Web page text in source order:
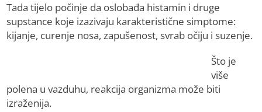
Tada tijelo počinje da oslobađa histamin i druge
supstance koje izazivaju karakteristične simptome:
kijanje, curenje nosa, zapušenost, svrab očiju i suzenje.
Što je
više
polena u vazduhu, reakcija organizma može biti
izraženija.